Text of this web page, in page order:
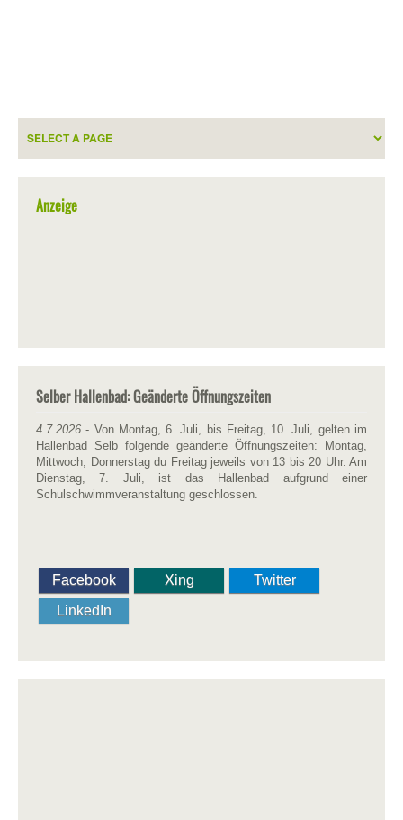
Anzeige
Selber Hallenbad: Geänderte Öffnungszeiten
4.7.2026 - Von Montag, 6. Juli, bis Freitag, 10. Juli, gelten im
Hallenbad Selb folgende geänderte Öffnungszeiten: Montag,
Mittwoch, Donnerstag du Freitag jeweils von 13 bis 20 Uhr. Am
Dienstag, 7. Juli, ist das Hallenbad aufgrund einer
Schulschwimmveranstaltung geschlossen.
Facebook Xing
Twitter
LinkedIn